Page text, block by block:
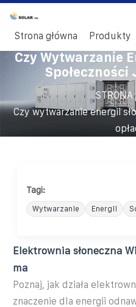
Strona główna Produkty
Czy Wytwarzanie
Społeczności
STRONA
Czy wytwarzanie energii
Tagi:
Wytwarzanie Energii
Elektrownia słoneczna
ma
Poznaj, jak działa
znaczenie dla energii